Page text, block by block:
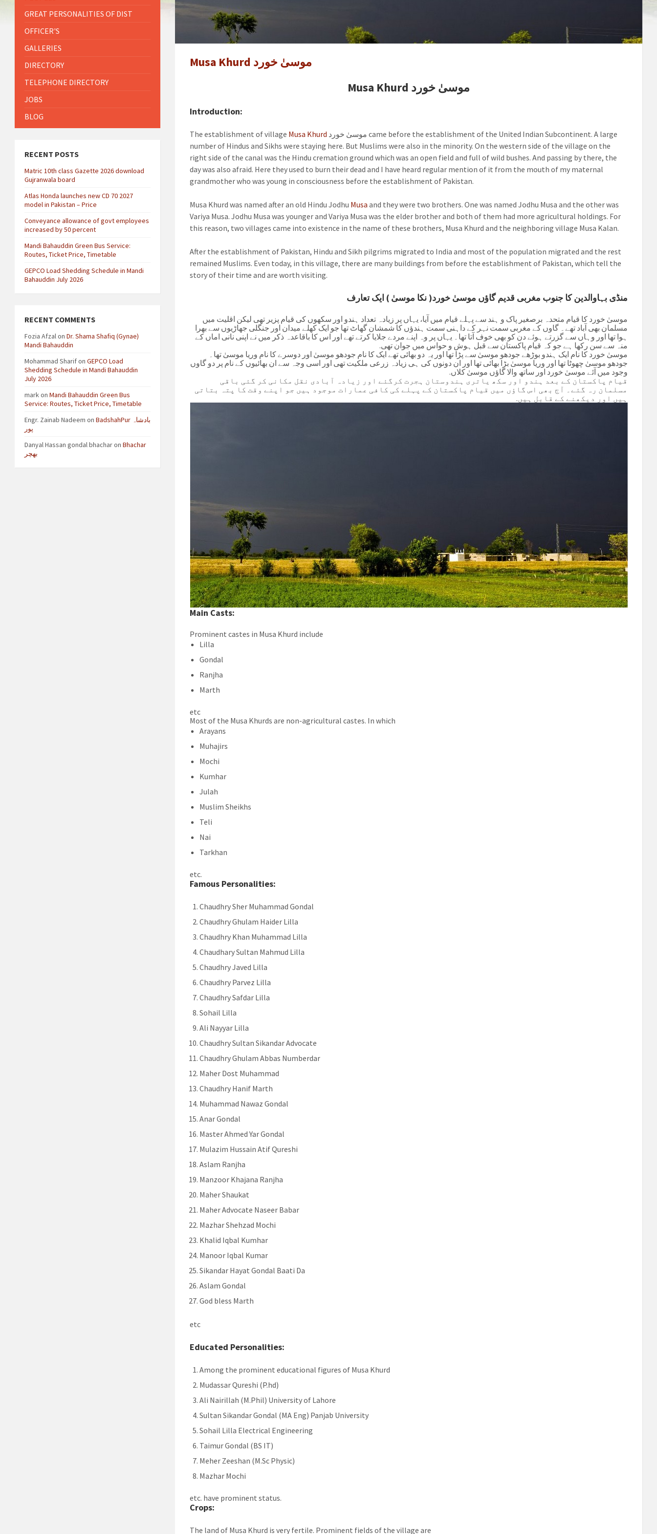
Musa Khurd موسیٰ خورد
Musa Khurd موسیٰ خورد
Introduction:
The establishment of village Musa Khurd
number of Hindus and Sikhs were staying here. But Muslims were also in the minority. On the western side of the village on the
right side of the canal was the Hindu cremation ground which was an open field and full of wild bushes. And passing by there, the
day was also afraid. Here they used to burn their dead and I have heard regular mention of it from the mouth of my maternal
grandmother who was young in consciousness before the establishment of Pakistan.
Musa Khurd was named after an old Hindu Jodhu Musa and they were two brothers. One was named Jodhu Musa and the other was
Variya Musa. Jodhu Musa was younger and Variya Musa was the elder brother and both of them had more agricultural holdings. For
this reason, two villages came into existence in the name of these brothers, Musa Khurd and the neighboring village Musa Kalan.
After the establishment of Pakistan, Hindu and Sikh pilgrims migrated to India and most of the population migrated and the rest
remained Muslims. Even today, in this village, there are many buildings from before the establishment of Pakistan, which tell the
story of their time and are worth visiting.
منڈی بہاوالدین کا جنوب مغربی قدیم گاؤں موسیٰ خورد( نکا موسیٰ ) ایک تعارف
موسیٰ خورد کا قیام متحدہ برصغیر پاک و ہند سے پہلے قیام میں آیا، یہاں پر زیادہ تعداد ہندو اور سکھوں کی قیام پزیر تھی لیکن اقلیت میں
مسلمان بھی آباد تھے۔ گاوں کے مغربی سمت نہر کے داہنی سمت ہندؤں کا شمشان گھاٹ تھا جو ایک کھلے میدان اور جنگلی جھاڑیوں سے بھرا
ہوا تھا اور وہاں سے گزرتے ہوئے دن کو بھی خوف آتا تھا۔ یہاں پر وہ اپنے مردے جلایا کرتے تھے اور اس کا باقاعدہ ذکر میں نے اپنی نانی اماں کے
منہ سے سن رکھا ہے جو کہ قیام پاکستان سے قبل ہوش و حواس میں جوان تھی.
موسیٰ خورد کا نام ایک ہندو بوڑھے جودھو موسیٰ سے پڑا تھا اور یہ دو بھائی تھے ایک کا نام جودھو موسیٰ اور دوسرے کا نام وریا موسیٰ تھا۔
جودھو موسیٰ چھوٹا تھا اور وریا موسیٰ بڑا بھائی تھا اور ان دونوں کی ہی زیادہ زرعی ملکیت تھی اور اسی وجہ سے ان بھائیوں کے نام پر دو گاوں
وجود میں آئے موسیٰ خورد اور ساتھ والا گاؤں موسیٰ کلاں.
قیام پاکستان کے بعد ہندو اور سکھ یاتری ہندوستان ہجرت کرگئے اور زیادہ آبادی نقل مکانی کر گئی باقی
مسلمان رہ گئے۔ آج بھی اس گاؤں میں قیام پاکستان کے پہلے کی کافی عمارات موجود ہیں جو اپنے وقت کا پتہ بتاتی
ہیں اور دیکھنے کے قابل ہیں.
Main Casts:
Prominent castes in Musa Khurd include
Lilla
Gondal
Ranjha
Marth
etc
Most of the Musa Khurds are non-agricultural castes. In which
Arayans
Muhajirs
Mochi
Kumhar
Julah
Muslim Sheikhs
Teli
Nai
Tarkhan
etc.
Famous Personalities:
Chaudhry Sher Muhammad Gondal
Chaudhry Ghulam Haider Lilla
Chaudhry Khan Muhammad Lilla
Chaudhary Sultan Mahmud Lilla
Chaudhry Javed Lilla
Chaudhry Parvez Lilla
Chaudhry Safdar Lilla
Sohail Lilla
Ali Nayyar Lilla
Chaudhry Sultan Sikandar Advocate
Chaudhry Ghulam Abbas Numberdar
Maher Dost Muhammad
Chaudhry Hanif Marth
Muhammad Nawaz Gondal
Anar Gondal
Master Ahmed Yar Gondal
Mulazim Hussain Atif Qureshi
Aslam Ranjha
Manzoor Khajana Ranjha
Maher Shaukat
Maher Advocate Naseer Babar
Mazhar Shehzad Mochi
Khalid Iqbal Kumhar
Manoor Iqbal Kumar
Sikandar Hayat Gondal Baati Da
Aslam Gondal
God bless Marth
etc
Educated Personalities:
Among the prominent educational figures of Musa Khurd
Mudassar Qureshi (P.hd)
Ali Nairillah (M.Phil) University of Lahore
Sultan Sikandar Gondal (MA Eng) Panjab University
Sohail Lilla Electrical Engineering
Taimur Gondal (BS IT)
Meher Zeeshan (M.Sc Physic)
Mazhar Mochi
etc. have prominent status.
Crops:
The land of Musa Khurd is very fertile. Prominent fields of the village are
GREAT PERSONALITIES OF DIST
OFFICER'S
GALLERIES
DIRECTORY
TELEPHONE DIRECTORY
JOBS
BLOG
RECENT POSTS
Matric 10th class Gazette 2026 download
Gujranwala board
Atlas Honda launches new CD 70 2027
model in Pakistan – Price
Conveyance allowance of govt employees
increased by 50 percent
Mandi Bahauddin Green Bus Service:
Routes, Ticket Price, Timetable
GEPCO Load Shedding Schedule in Mandi
Bahauddin July 2026
RECENT COMMENTS
Fozia Afzalon Dr. Shama Shafiq (Gynae)
Mandi Bahauddin
Mohammad Sharifon GEPCO Load
Shedding Schedule in Mandi Bahauddin
July 2026
markon Mandi Bahauddin Green Bus
Service: Routes, Ticket Price, Timetable
Engr. Zainab Nadeem on BadshahPur بادشاہ
پور
Danyal Hassan gondal bhacharon Bhachar
بھچر